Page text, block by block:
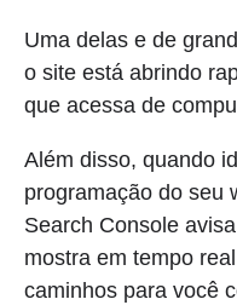
Uma delas e de
o site está abrindo
que acessa de
Além disso, quando
programação do seu
Search Console
mostra em tempo
caminhos para você